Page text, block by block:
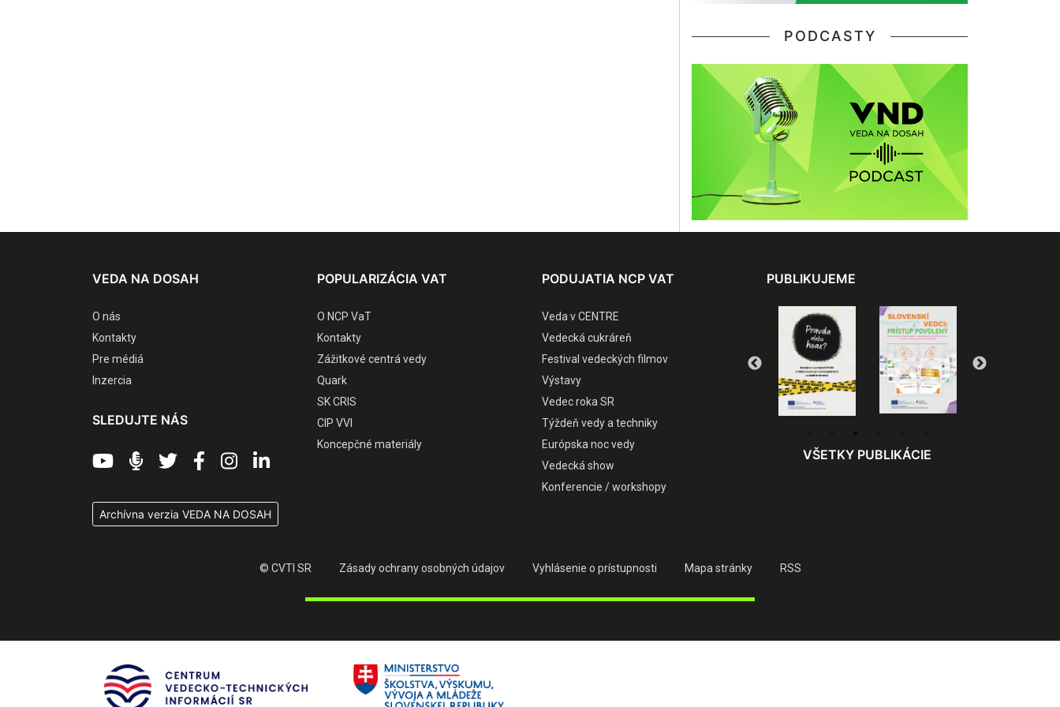
PODCASTY
VEDA NA DOSAH
O nás
Kontakty
Pre médiá
Inzercia
SLEDUJTE NÁS
Archívna verzia VEDA NA DOSAH
POPULARIZÁCIA VAT
O NCP VaT
Kontakty
Zážitkové centrá vedy
Quark
SK CRIS
CIP VVI
Koncepčné materiály
PODUJATIA NCP VAT
Veda v CENTRE
Vedecká cukráreň
Festival vedeckých filmov
Výstavy
Vedec roka SR
Týždeň vedy a techniky
Európska noc vedy
Vedecká show
Konferencie / workshopy
PUBLIKUJEME
VŠETKY PUBLIKÁCIE
© CVTI SR Zásady ochrany osobných údajov Vyhlásenie o prístupnosti Mapa stránky RSS